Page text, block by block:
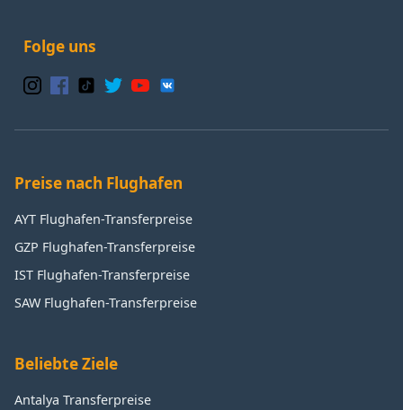
Folge uns
Preise nach Flughafen
AYT Flughafen-Transferpreise
GZP Flughafen-Transferpreise
IST Flughafen-Transferpreise
SAW Flughafen-Transferpreise
Beliebte Ziele
Antalya Transferpreise